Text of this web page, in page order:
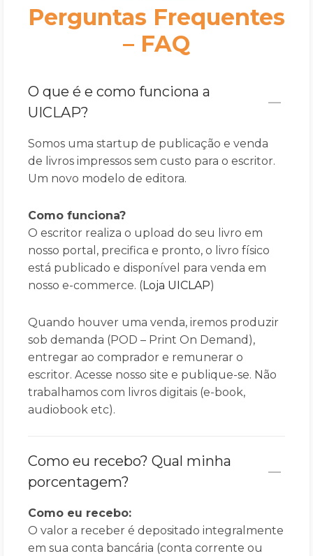
Perguntas Frequentes
– FAQ
O que é e como funciona a
UICLAP?
Somos uma startup de publicação e venda
de livros impressos sem custo para o escritor.
Um novo modelo de editora.
Como funciona?
O escritor realiza o upload do seu livro em
nosso portal, precifica e pronto, o livro físico
está publicado e disponível para venda em
nosso e-commerce. (Loja UICLAP)
Quando houver uma venda, iremos produzir
sob demanda (POD – Print On Demand),
entregar ao comprador e remunerar o
escritor. Acesse nosso site e publique-se. Não
trabalhamos com livros digitais (e-book,
audiobook etc).
Como eu recebo? Qual minha
porcentagem?
Como eu recebo:
O valor a receber é depositado integralmente
em sua conta bancária (conta corrente ou